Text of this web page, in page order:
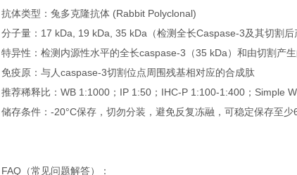
抗体类型：兔多克隆抗体 (Rabbit Polyclonal)
分子量：17 kDa, 19 kDa, 35 kDa（检测全长Caspase-3及其切割后
特异性：检测内源性水平的全长caspase-3（35 kDa）和由切割产
免疫原：与人caspase-3切割位点周围残基相对应的合成肽
推荐稀释比：WB 1:1000；IP 1:50；IHC-P 1:100-1:400；Simple
储存条件：-20°C保存，切勿分装，避免反复冻融，可稳定保存至少
FAQ（常见问题解答）：